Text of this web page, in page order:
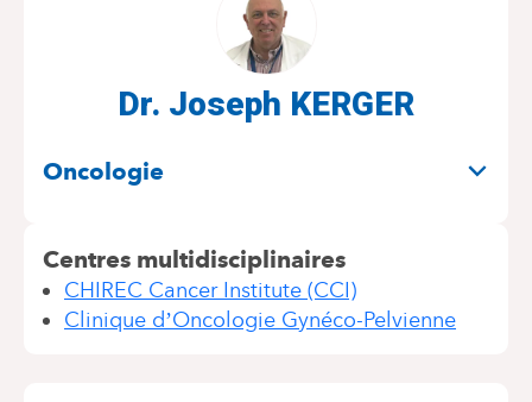
Dr. Joseph KERGER
Oncologie
Centres multidisciplinaires
CHIREC Cancer Institute (CCI)
Clinique d’Oncologie Gynéco-Pelvienne